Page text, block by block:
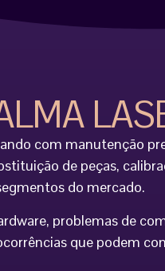
com manutenção
de peças,
do mercado.
problemas de
que podem